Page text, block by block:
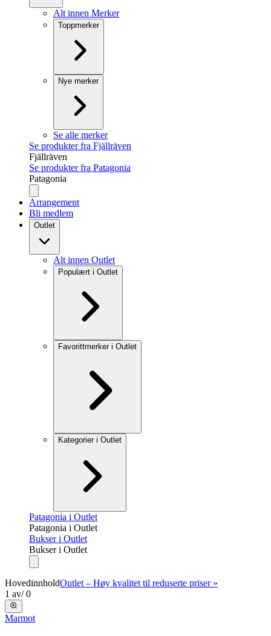
Alt innen Merker
Toppmerker
Nye merker
Se alle merker
Se produkter fra Fjällräven
Fjällräven
Se produkter fra Patagonia
Patagonia
Arrangement
Bli medlem
Outlet
Alt innen Outlet
Populært i Outlet
Favorittmerker i Outlet
Kategorier i Outlet
Patagonia i Outlet
Patagonia i Outlet
Bukser i Outlet
Bukser i Outlet
HovedinnholdOutlet – Høy kvalitet til reduserte priser »
1 av/ 0
Marmot